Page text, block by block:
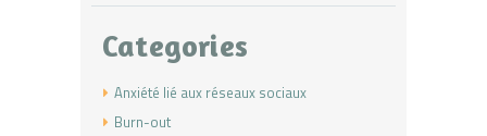
Categories
Anxiété lié aux réseaux sociaux
Burn-out